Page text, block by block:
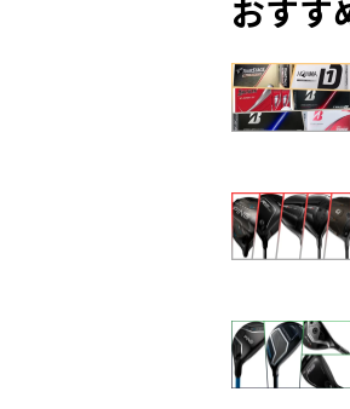
おすす